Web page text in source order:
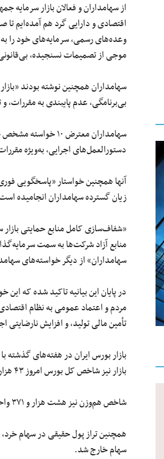
از سهامداران و فعالان بازار سرمایه
اقتصادی و دارایی گرد هم آمده‌ایم تا
وعده‌های رسمی، سرمایه‌های خود را به
موجی از تصمیمات نسنجیده،
سهامداران همچنین نوشته بودند
بی‌برنامگی، عدم پایبندی به
سهامداران معترض
دستورالعمل‌های اجرایی، به‌ویژه
آنها همچنین خواستار «پاسخگویی
زیان گسترده سهامداران انجامیده
«شفاف‌سازی کامل منابع حمایتی
منابع آزاد شرکت‌ها به سمت
سهامداران» از دیگر خواسته‌های
در پایان این بیانیه تاکید شده که
مردم و اعتماد عمومی به نظام
تأمین مالی تولید، و افزایش
بازار بورس ایران در هفته‌های گذشته
بازار نیز شاخص کل بورس امروز ۴۳ هزار و ۱۸۱ واحد ریزش و به زیر کانال ۲/۵ میلیونی سقوط کرد.
شاخص هم‌وزن نیز هشت هزار و ۳۷۱ واحد ریخت تا با کاهش ۱/۰۹ درصدی در سطح ۷۶۲ هزار و ۳۵۷ واحد قرار گیرد.
سهام خارج شد.